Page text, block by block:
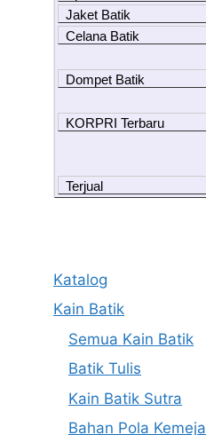
Jaket Batik
Celana Batik
Dompet Batik
KORPRI Terbaru
Terjual
Katalog
Kain Batik
Semua Kain Batik
Batik Tulis
Kain Batik Sutra
Bahan Pola Kemeja